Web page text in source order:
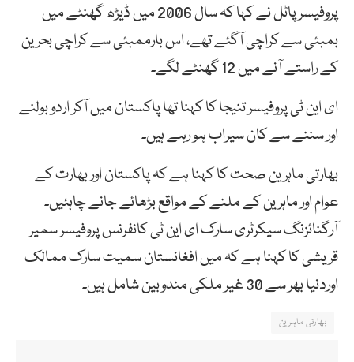
پروفیسر پاٹل نے کہا کہ سال 2006 میں ڈیڑھ گھنٹے میں
بمبئی سے کراچی آگئے تھے، اس بارممبئی سے کراچی بحرین
کے راستے آنے میں 12 گھنٹے لگے۔
ای این ٹی پروفیسر تنیجا کا کہنا تھا پاکستان میں آکر اردو بولنے
اور سننے سے کان سیراب ہو رہے ہیں۔
بھارتی ماہرین صحت کا کہنا ہے کہ پاکستان اور بھارت کے
عوام اور ماہرین کے ملنے کے مواقع بڑھائے جانے چاہئیں۔
آرگنائزنگ سیکرٹری سارک ای این ٹی کانفرنس پروفیسر سمیر
قریشی کا کہنا ہے کہ میں افغانستان سمیت سارک ممالک
اوردنیا بھر سے 30 غیر ملکی مندوبین شامل ہیں۔
بھارتی ماہرین